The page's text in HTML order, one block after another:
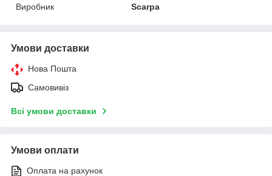
Виробник
Scarpa
Умови доставки
Нова Пошта
Самовивіз
Всі умови доставки
Умови оплати
Оплата на рахунок